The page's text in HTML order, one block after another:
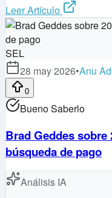
Leer Artículo
SEL
28 may 2026•Anu
0
Bueno Saberlo
Brad Geddes sobre
búsqueda de pago
Análisis IA